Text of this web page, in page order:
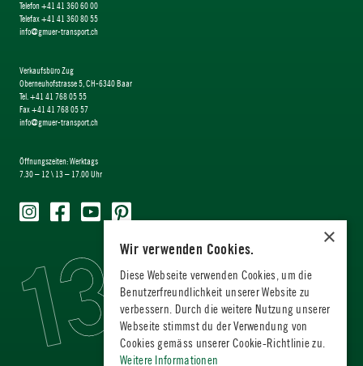
Telefon +41 41 360 60 00
Telefax +41 41 360 80 55
info@gmuer-transport.ch
Verkaufsbüro Zug
Oberneuhofstrasse 5, CH-6340 Baar
Tel. +41 41 768 05 55
Fax +41 41 768 05 57
info@gmuer-transport.ch
Öffnungszeiten: Werktags
7.30 – 12 \ 13 – 17.00 Uhr
×
Wir verwenden Cookies.
Diese Webseite verwenden Cookies, um die
Benutzerfreundlichkeit unserer Website zu
verbessern. Durch die weitere Nutzung unserer
Webseite stimmst du der Verwendung von
Cookies gemäss unserer Cookie-Richtlinie zu.
Weitere Informationen